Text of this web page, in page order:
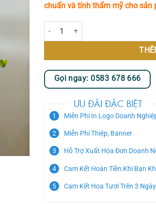
chuẩn và tính thẩm mỹ cho sản
Giỏ Hoa Sáp 40 Bông Tone Vàng
Gọi ngay: 0583 678 666
ƯU ĐÃI ĐẶC BIỆT
Miễn Phí In Logo Doanh
Miễn Phí Thiệp, Banner
Hỗ Trợ Xuất Hóa Đơn Doanh
Cam Kết Hoàn Tiền Khi Bạn
Cam Kết Hoa Tươi Trên 3 Ngày